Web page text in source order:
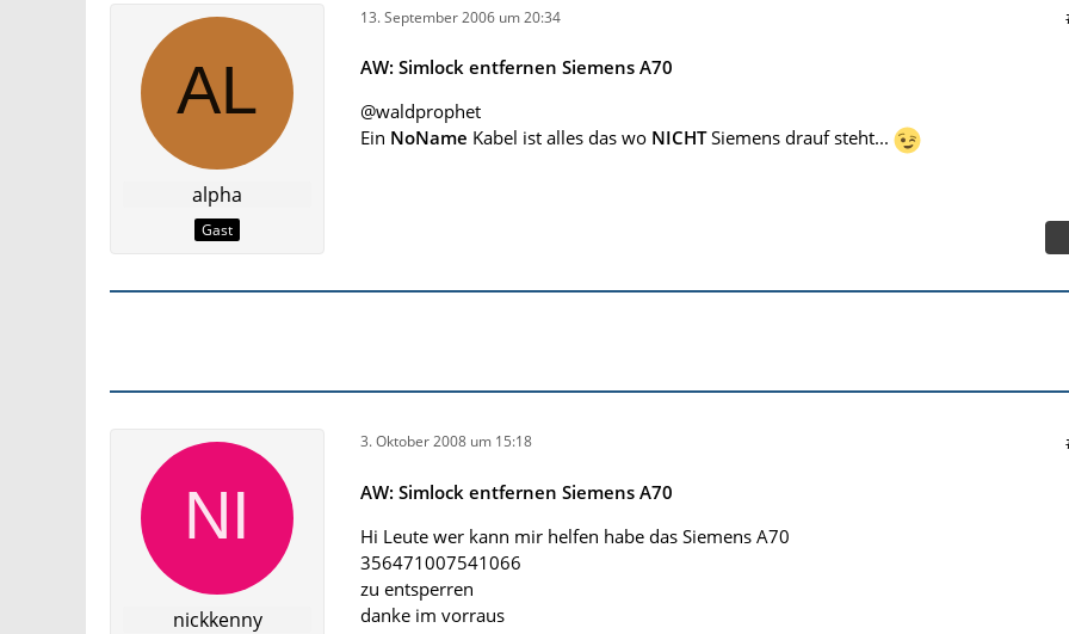
alpha
Gast
13. September 2006 um 20:34
AW: Simlock entfernen Siemens A70
@waldprophet
Ein NoName Kabel ist alles das wo NICHTSiemens drauf steht...
nickkenny
3. Oktober 2008 um 15:18
AW: Simlock entfernen Siemens A70
Hi Leute wer kann mir helfen habe das Siemens A70
356471007541066
zu entsperren
danke im vorraus